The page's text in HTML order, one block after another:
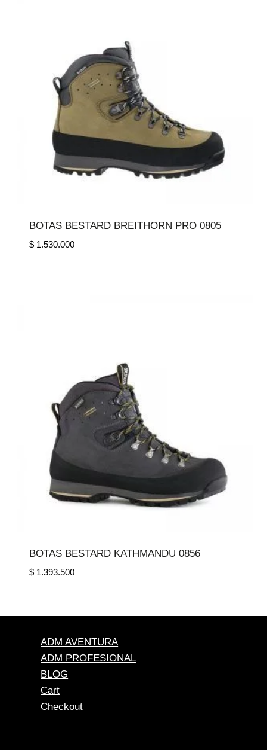
BOTAS BESTARD BREITHORN PRO 0805
$1.530.000
BOTAS BESTARD KATHMANDU 0856
$1.393.500
ADM AVENTURA
ADM PROFESIONAL
BLOG
Cart
Checkout